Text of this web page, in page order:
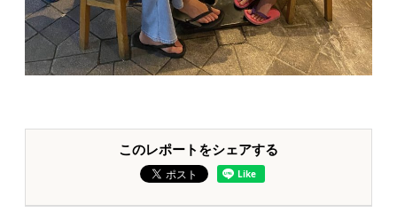
このレポートをシェアする